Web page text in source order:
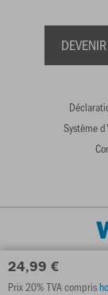
24,99 €
Prix 20% TVA compris
Système